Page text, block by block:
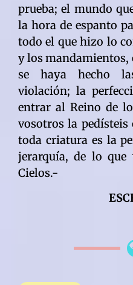
prueba; el mundo
la hora de espanto
todo el que hizo lo
y los mandamientos,
se haya hecho
violación; la
entrar al Reino de
vosotros la
toda criatura es la
jerarquía, de lo
Cielos.-